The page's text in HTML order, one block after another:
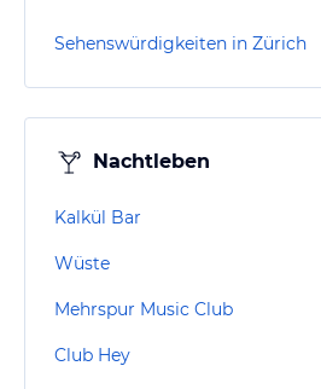
Sehenswürdigkeiten in Zürich
Nachtleben
Kalkül Bar
Wüste
Mehrspur Music Club
Club Hey